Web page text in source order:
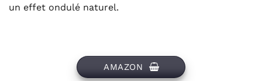
un effet ondulé naturel.
AMAZON